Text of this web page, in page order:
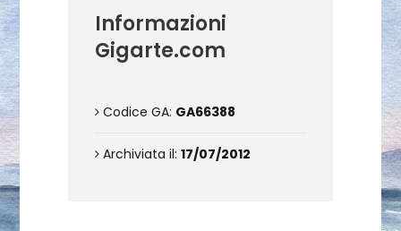
Informazioni
Gigarte.com
Codice GA: GA66388
Archiviata il: 17/07/2012